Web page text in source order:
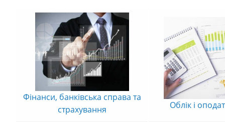
Фінанси, банківська справа та
страхування
Облік і